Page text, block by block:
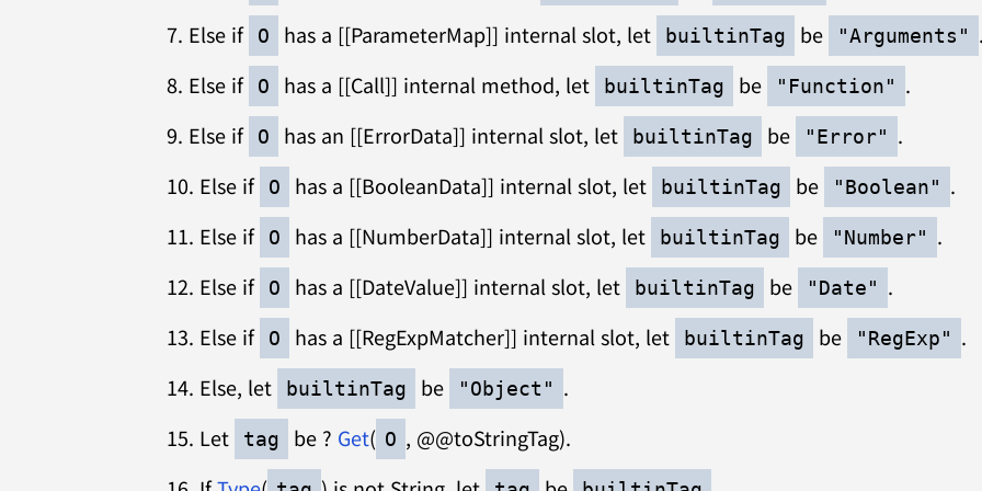
Else if O has a [[ParameterMap]] internal slot, let builtinTag be "Arguments"
Else if
O has a [[Call]] internal method, let builtinTag be "Function" .
Else if
O has an [[ErrorData]] internal slot, let builtinTag be "Error" .
Else if
O has a [[BooleanData]] internal slot, let builtinTag be "Boolean" .
Else if
O has a [[NumberData]] internal slot, let builtinTag be "Number" .
Else if
O has a [[DateValue]] internal slot, let builtinTag be "Date" .
Else if
O has a [[RegExpMatcher]] internal slot, let builtinTag be "RegExp" .
Else, let
builtinTag be "Object" .
Let
tag be ? Get( O , @@toStringTag).